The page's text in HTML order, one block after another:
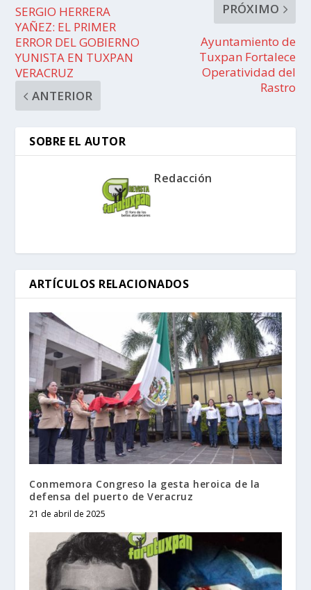
SERGIO HERRERA
YAÑEZ: EL PRIMER
ERROR DEL GOBIERNO
YUNISTA EN TUXPAN
VERACRUZ
ANTERIOR
PRÓXIMO
Ayuntamiento de
Tuxpan Fortalece
Operatividad del
Rastro
SOBRE EL AUTOR
Redacción
ARTÍCULOS RELACIONADOS
Conmemora Congreso la gesta heroica de la
defensa del puerto de Veracruz
21 de abril de 2025